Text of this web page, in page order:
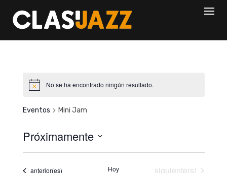
content
No se ha encontrado ningún resultado.
Eventos Mini Jam
Próximamente
S
Eventos
anterior(es) Hoy Eventos
siguiente(s)